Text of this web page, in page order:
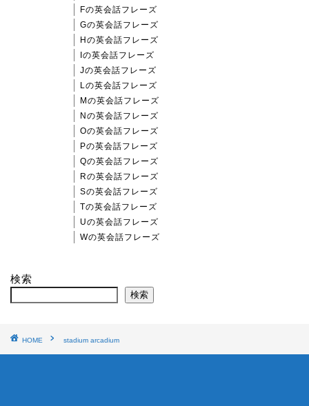
Fの英会話フレーズ
Gの英会話フレーズ
Hの英会話フレーズ
Iの英会話フレーズ
Jの英会話フレーズ
Lの英会話フレーズ
Mの英会話フレーズ
Nの英会話フレーズ
Oの英会話フレーズ
Pの英会話フレーズ
Qの英会話フレーズ
Rの英会話フレーズ
Sの英会話フレーズ
Tの英会話フレーズ
Uの英会話フレーズ
Wの英会話フレーズ
検索
検索
HOME stadium arcadium